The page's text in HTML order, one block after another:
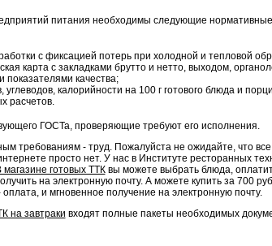
питания необходимы следующие
с фиксацией потерь при холодной и тепловой
карта с закладками брутто и нетто, выходом,
показателями качества;
углеводов, калорийности на 100 г готового блюда и
расчетов.
ГОСТа, проверяющие требуют его исполнения.
требованиям - труд. Пожалуйста не ожидайте, что
просто нет. У нас в Институте ресторанных
магазине готовых ТТКвы можете выбрать блюда,
на электронную почту. А можете купить за 700 руб.
и мгновенное получение на электронную почту.
на завтраки входят полные пакеты необходимых